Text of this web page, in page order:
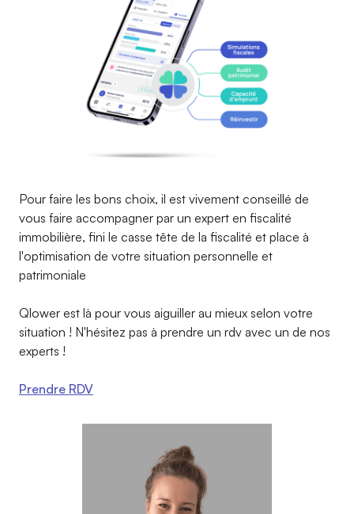
Pour faire les bons choix, il est vivement conseillé de
vous faire accompagner par un expert en fiscalité
immobilière, fini le casse tête de la fiscalité et place à
l'optimisation de votre situation personnelle et
patrimoniale
Qlower est là pour vous aiguiller au mieux selon votre
situation ! N'hésitez pas à prendre un rdv avec un de nos
experts !
Prendre RDV